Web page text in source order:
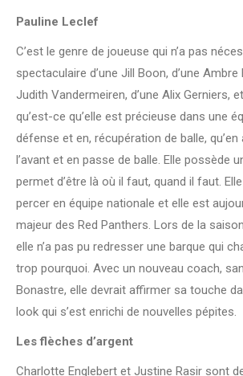
Pauline Leclef
C’est le genre de joueuse qui n’a pas
spectaculaire d’une Jill Boon, d’une Ambre
Judith Vandermeiren, d’une Alix Gerniers,
qu’est-ce qu’elle est précieuse dans une
défense et en, récupération de balle,
l’avant et en passe de balle. Elle possède
permet d’être là où il faut, quand il faut.
percer en équipe nationale et elle est
majeur des Red Panthers. Lors de la
elle n’a pas pu redresser une barque qui
trop pourquoi. Avec un nouveau coach,
Bonastre, elle devrait affirmer sa touche
look qui s’est enrichi de nouvelles pépites.
Les flèches d’argent
Charlotte Englebert et Justine Rasir sont